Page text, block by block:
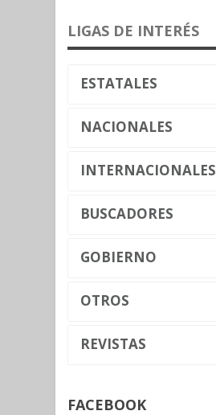
LIGAS DE INTERÉS
ESTATALES
NACIONALES
INTERNACIONALES
BUSCADORES
GOBIERNO
OTROS
REVISTAS
FACEBOOK